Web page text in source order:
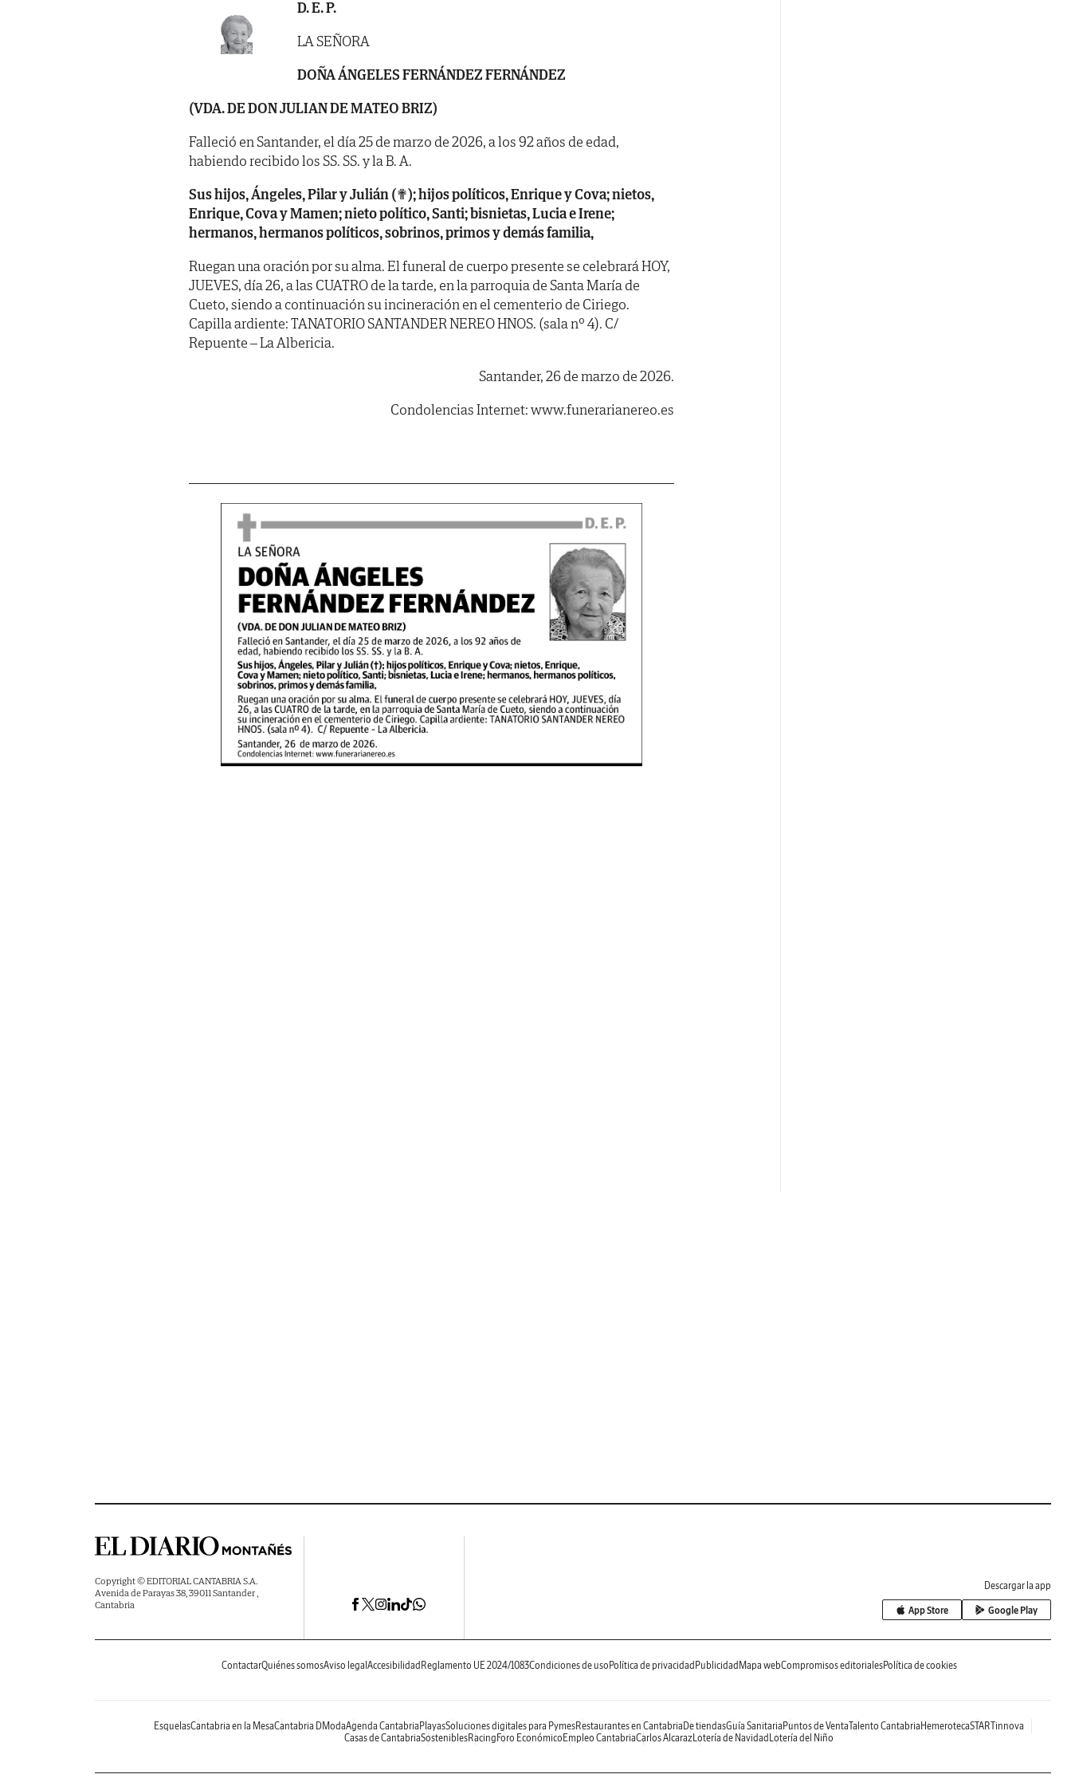
D. E. P.
LA SEÑORA
DOÑA ÁNGELESFERNÁNDEZ FERNÁNDEZ
(VDA. DE DON JULIAN DE MATEO BRIZ)
Falleció en Santander, el día 25 de marzo de 2026, a los 92 años de edad,
habiendo recibido los SS. SS. y la B. A.
Sus hijos, Ángeles, Pilar y Julián (✟); hijos políticos, Enrique y Cova; nietos,
Enrique,Cova y Mamen; nieto político, Santi; bisnietas, Lucia e Irene;
hermanos, hermanos políticos,sobrinos, primos y demás familia,
Ruegan una oración por su alma. El funeral de cuerpo presente se celebrará HOY,
JUEVES, día 26, a las CUATRO de la tarde, en la parroquia de Santa María de
Cueto, siendo a continuación su incineración en el cementerio de Ciriego.
Capilla ardiente: TANATORIO SANTANDER NEREO HNOS. (sala nº 4). C/
Repuente – La Albericia.
Santander, 26 de marzo de 2026.
Condolencias Internet: www.funerarianereo.es
Copyright © EDITORIAL CANTABRIA S.A.
Avenida de Parayas 38, 39011 Santander ,
Cantabria
Descargar la app
App Store Google Play
ContactarQuiénes somosAviso legal Accesibilidad Reglamento UE 2024/1083Condiciones de uso Política de privacidad Publicidad Mapa webCompromisos editorialesPolítica de cookies
EsquelasCantabria en la MesaCantabria DModaAgenda Cantabria PlayasSoluciones digitales para PymesRestaurantes en Cantabria De tiendasGuía Sanitaria Puntos de VentaTalento Cantabria HemerotecaSTARTinnova
Casas de CantabriaSosteniblesRacing Foro Económico Empleo CantabriaCarlos AlcarazLotería de Navidad Lotería del Niño